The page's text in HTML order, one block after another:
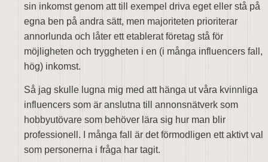
sin inkomst genom att till exempel driva eget eller stå på
egna ben på andra sätt, men majoriteten prioriterar
annorlunda och låter ett etablerat företag stå för
möjligheten och tryggheten i en (i många influencers fall,
hög) inkomst.
Så jag skulle lugna mig med att hänga ut våra kvinnliga
influencers som är anslutna till annonsnätverk som
hobbyutövare som behöver lära sig hur man blir
professionell. I många fall är det förmodligen ett aktivt val
som personerna i fråga har tagit.